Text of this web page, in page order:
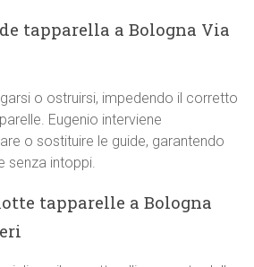
tapparella a Bologna Via
o ostruirsi, impedendo il corretto
Eugenio interviene
o sostituire le guide, garantendo
senza intoppi.
tapparelle a Bologna